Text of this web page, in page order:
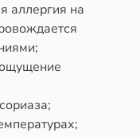
аллергия на